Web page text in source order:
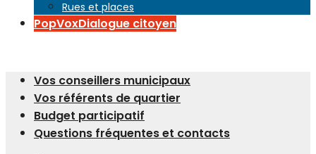
Rues et places
PopVoxDialogue citoyen
Vos conseillers municipaux
Vos référents de quartier
Budget participatif
Questions fréquentes et contacts